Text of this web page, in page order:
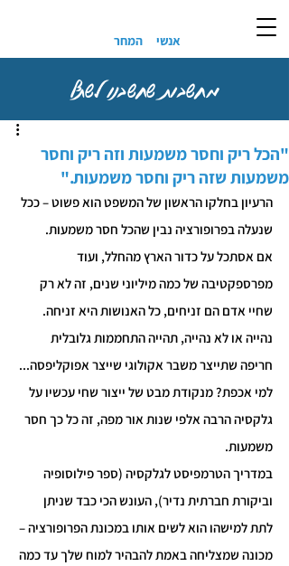
אנשי המחר
מחשבות שחשבנו לשתף
"הכל ריק וחסר משמעות וזה ריק וחסר
משמעות שזה ריק וחסר משמעות."
הרעיון בחלקו הראשון של המשפט הוא פשוט – ככל
שנעלה בפרופורציה נבין שהכל חסר משמעות.
אם אסתכל על כדור הארץ מהחלל, ועוד
מפרספקטיבה של כמה מיליוני שנים, זה לא רק
שחיי אדם הם זניחים, כל האנושות היא זניחה.
נהייה או לא נהייה, תהייה התחממות גלובלית
חריפה שתייצר משבר אקולוגי שייצר אפוקליפסה...
למי אכפת? מנקודת מבט של ייצור שחי עכשיו על
גלקסיה הרבה אלפי שנות אור מפה, זה כל כך חסר
משמעות.
במדריך הטרמפיסט לגלקסיה (ספר פילוסופיה
וביקורת חברתית נדיר), העונש הכי כבד שניתן
לתת למישהו הוא לשים אותו במכונת הפרופורציה –
מכונה שמצליחה באמת להבהיר למוח שלך עד כמה